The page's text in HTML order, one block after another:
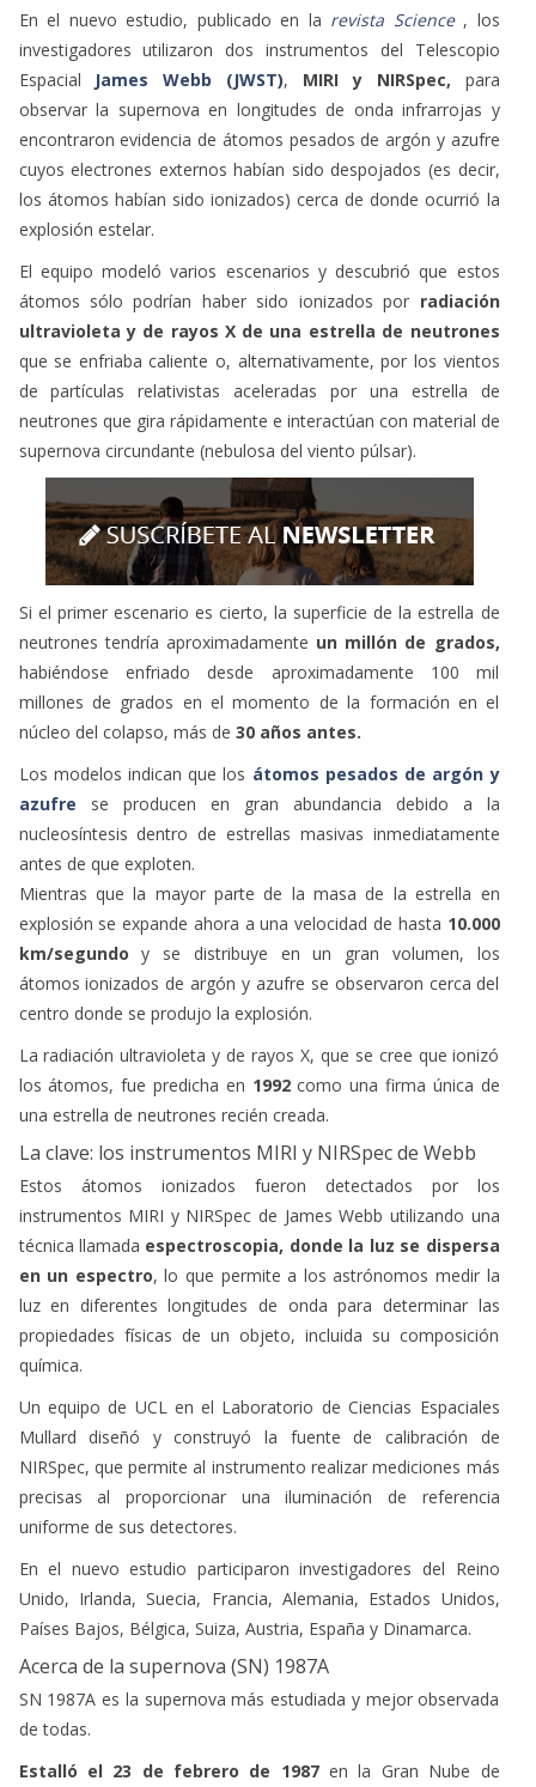
En el nuevo estudio, publicado en la revista Science , los
investigadores utilizaron dos instrumentos del Telescopio
Espacial James Webb (JWST), MIRI y NIRSpec, para
observar la supernova en longitudes de onda infrarrojas y
encontraron evidencia de átomos pesados de argón y azufre
cuyos electrones externos habían sido despojados (es decir,
los átomos habían sido ionizados) cerca de donde ocurrió la
explosión estelar.
El equipo modeló varios escenarios y descubrió que estos
átomos sólo podrían haber sido ionizados por radiación
ultravioleta y de rayos X de una estrella de neutrones
que se enfriaba caliente o, alternativamente, por los vientos
de partículas relativistas aceleradas por una estrella de
neutrones que gira rápidamente e interactúan con material de
supernova circundante (nebulosa del viento púlsar).
Si el primer escenario es cierto, la superficie de la estrella de
neutrones tendría aproximadamente un millón de grados,
habiéndose enfriado desde aproximadamente 100 mil
millones de grados en el momento de la formación en el
núcleo del colapso, más de 30 años antes.
Los modelos indican que los átomos pesados de argón y
azufre se producen en gran abundancia debido a la
nucleosíntesis dentro de estrellas masivas inmediatamente
antes de que exploten.
Mientras que la mayor parte de la masa de la estrella en
explosión se expande ahora a una velocidad de hasta 10.000
km/segundo y se distribuye en un gran volumen, los
átomos ionizados de argón y azufre se observaron cerca del
centro donde se produjo la explosión.
La radiación ultravioleta y de rayos X, que se cree que ionizó
los átomos, fue predicha en 1992como una firma única de
una estrella de neutrones recién creada.
La clave: los instrumentos MIRI y NIRSpec de Webb
Estos átomos ionizados fueron detectados por los
instrumentos MIRI y NIRSpec de James Webb utilizando una
técnica llamada espectroscopia, donde la luz se dispersa
en un espectro, lo que permite a los astrónomos medir la
luz en diferentes longitudes de onda para determinar las
propiedades físicas de un objeto, incluida su composición
química.
Un equipo de UCL en el Laboratorio de Ciencias Espaciales
Mullard diseñó y construyó la fuente de calibración de
NIRSpec, que permite al instrumento realizar mediciones más
precisas al proporcionar una iluminación de referencia
uniforme de sus detectores.
En el nuevo estudio participaron investigadores del Reino
Unido, Irlanda, Suecia, Francia, Alemania, Estados Unidos,
Países Bajos, Bélgica, Suiza, Austria, España y Dinamarca.
Acerca de la supernova (SN) 1987A
SN 1987A es la supernova más estudiada y mejor observada
de todas.
Estalló el 23 de febrero de 1987en la Gran Nube de